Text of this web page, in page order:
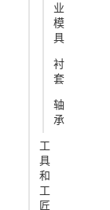
业
模
具
衬
套
轴
承
工
具
和
工
匠